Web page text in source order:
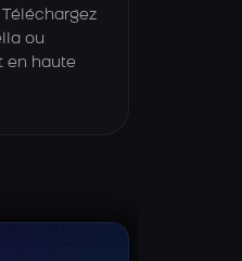
ou
en haute